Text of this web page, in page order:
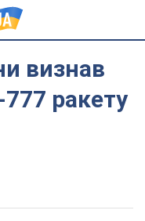
визнав
ракету